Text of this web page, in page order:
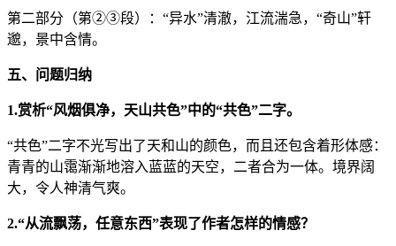
第二部分（第②③段）：“异水”清澈，江流湍急，“奇山”轩
邈，景中含情。
五、问题归纳
1.赏析“风烟俱净，天山共色”中的“共色”二字。
“共色”二字不光写出了天和山的颜色，而且还包含着形体感：
青青的山霭渐渐地溶入蓝蓝的天空，二者合为一体。境界阔
大，令人神清气爽。
2.“从流飘荡，任意东西”表现了作者怎样的情感？